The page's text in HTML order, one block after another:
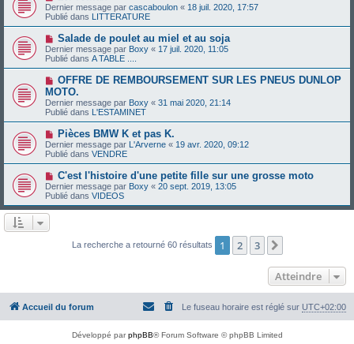
s
a
g
e
u
m
e
s
s
a
g
e
o
u
v
e
a
u
m
e
s
s
a
g
e
Dernier message par cascaboulon « 18 juil. 2020, 17:57
Publié dans LITTERATURE
N
o
u
v
a
u
m
e
s
s
a
g
e
Salade de poulet au miel et au soja
Dernier message par Boxy « 17 juil. 2020, 11:05
Publié dans A TABLE ....
N
o
u
v
e
a
m
e
s
s
g
e
OFFRE DE REMBOURSEMENT SUR LES PNEUS DUNLOP
MOTO.
Dernier message par Boxy « 31 mai 2020, 21:14
Publié dans L'ESTAMINET
N
o
u
v
a
u
m
e
Pièces BMW K et pas K.
Dernier message par L'Arverne « 19 avr. 2020, 09:12
Publié dans VENDRE
N
o
u
v
e
C'est l'histoire d'une petite fille sur une grosse moto
Dernier message par Boxy « 20 sept. 2019, 13:05
Publié dans VIDEOS
La recherche a retourné 60 résultats 1 2 3
Atteindre
Accueil du forum Le fuseau horaire est réglé sur UTC+02:00
Développé parphpBB® Forum Software © phpBB Limited